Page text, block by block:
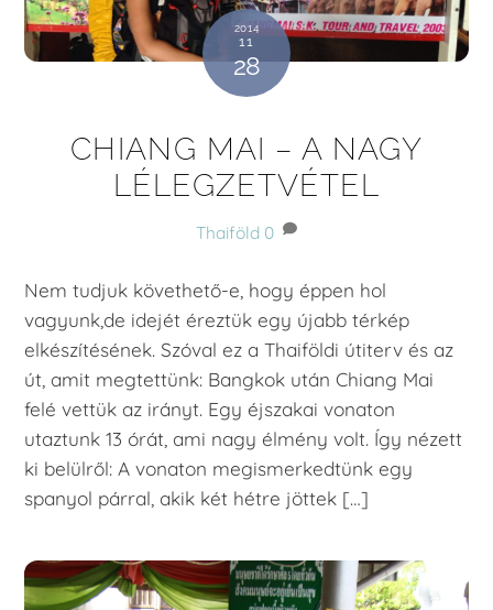
2014
11
28
CHIANG MAI – A NAGY
LÉLEGZETVÉTEL
Thaiföld 0
Nem tudjuk követhető-e, hogy éppen hol
vagyunk,de idejét éreztük egy újabb térkép
elkészítésének. Szóval ez a Thaiföldi útiterv és az
út, amit megtettünk: Bangkok után Chiang Mai
felé vettük az irányt. Egy éjszakai vonaton
utaztunk 13 órát, ami nagy élmény volt. Így nézett
ki belülről: A vonaton megismerkedtünk egy
spanyol párral, akik két hétre jöttek […]